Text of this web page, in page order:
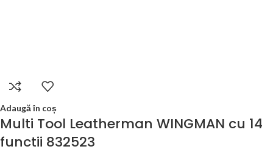
Adaugă în coș
Multi Tool Leatherman WINGMAN cu 14
functii 832523